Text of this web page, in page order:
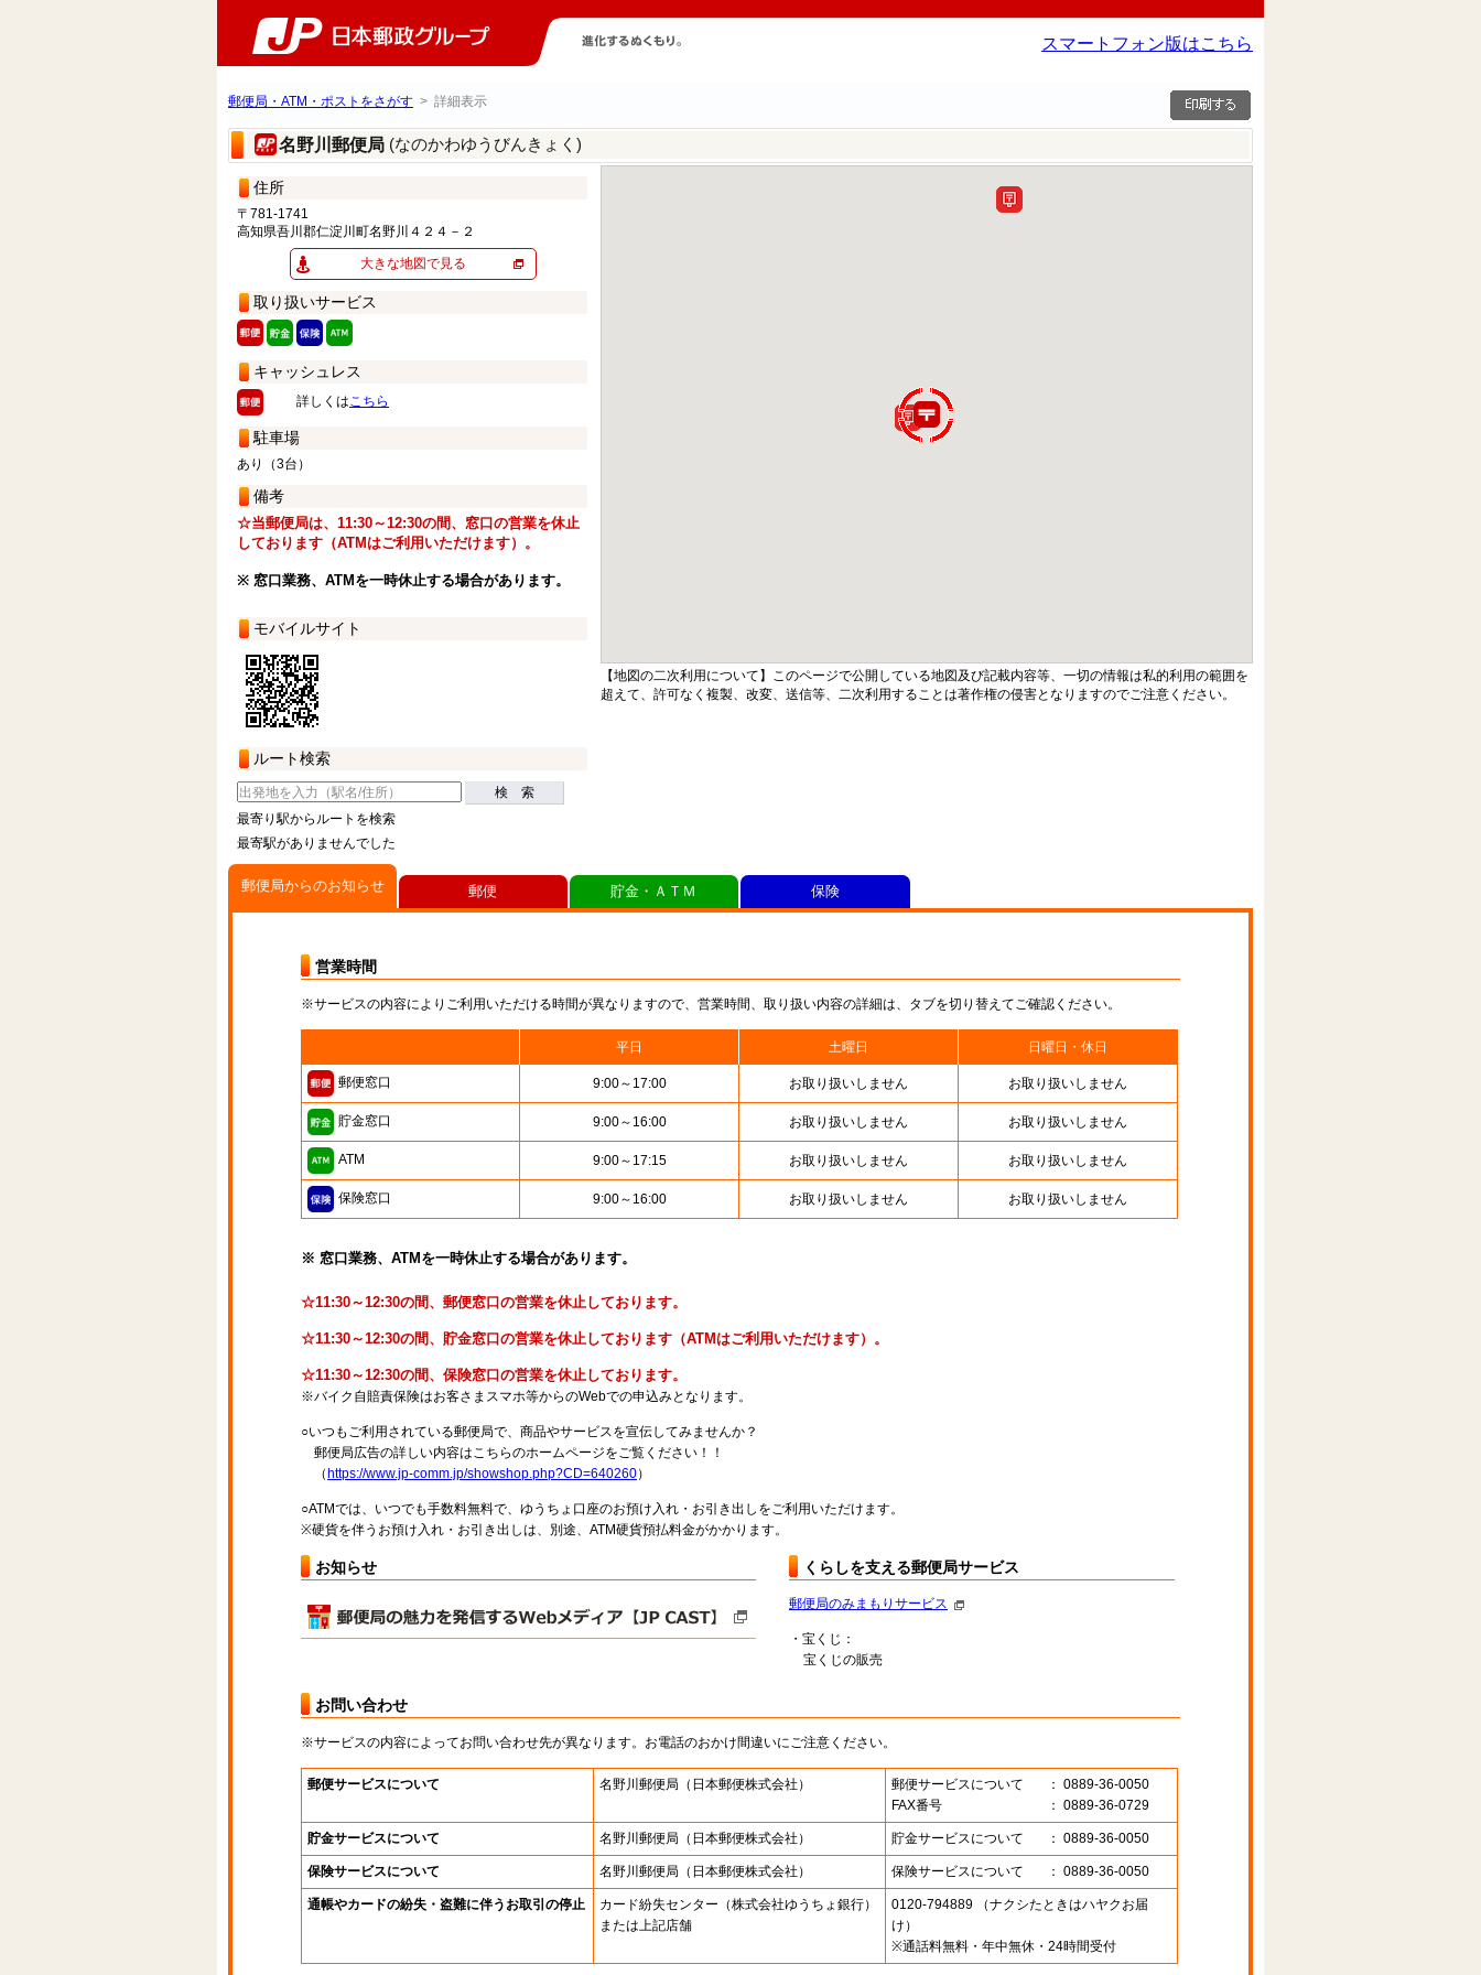
スマートフォン版はこちら
郵便局・ATM・ポストをさがす > 詳細表示
名野川郵便局 (なのかわゆうびんきょく)
住所
〒781-1741
高知県吾川郡仁淀川町名野川４２４－２
大きな地図で見る
取り扱いサービス
キャッシュレス
詳しくはこちら
駐車場
あり（3台）
備考
☆当郵便局は、11:30～12:30の間、窓口の営業を休止
しております（ATMはご利用いただけます）。
※ 窓口業務、ATMを一時休止する場合があります。
モバイルサイト
ルート検索
検 索
最寄り駅からルートを検索
最寄駅がありませんでした
【地図の二次利用について】このページで公開している地図及び記載内容等、一切の情報は私的利用の範囲を
超えて、許可なく複製、改変、送信等、二次利用することは著作権の侵害となりますのでご注意ください。
郵便局からのお知らせ
営業時間
※サービスの内容によりご利用いただける時間が異なりますので、営業時間、取り扱い内容の詳細は、タブを切り替えてご確認ください。
平日 土曜日 日曜日・休日
郵便窓口 9:00～17:00 お取り扱いしません お取り扱いしません
貯金窓口 9:00～16:00 お取り扱いしません お取り扱いしません
ATM 9:00～17:15 お取り扱いしません お取り扱いしません
保険窓口 9:00～16:00 お取り扱いしません お取り扱いしません
※ 窓口業務、ATMを一時休止する場合があります。
☆11:30～12:30の間、郵便窓口の営業を休止しております。
☆11:30～12:30の間、貯金窓口の営業を休止しております（ATMはご利用いただけます）。
☆11:30～12:30の間、保険窓口の営業を休止しております。
※バイク自賠責保険はお客さまスマホ等からのWebでの申込みとなります。
○いつもご利用されている郵便局で、商品やサービスを宣伝してみませんか？
郵便局広告の詳しい内容はこちらのホームページをご覧ください！！
（ https://www.jp-comm.jp/showshop.php?CD=640260）
○ATMでは、いつでも手数料無料で、ゆうちょ口座のお預け入れ・お引き出しをご利用いただけます。
※硬貨を伴うお預け入れ・お引き出しは、別途、ATM硬貨預払料金がかかります。
お知らせ くらしを支える郵便局サービス
郵便局のみまもりサービス
・宝くじ：
宝くじの販売
お問い合わせ
※サービスの内容によってお問い合わせ先が異なります。お電話のおかけ間違いにご注意ください。
郵便サービスについて 名野川郵便局 （日本郵便株式会社） 郵便サービスについて
： 0889-36-0050
FAX番号
： 0889-36-0729
貯金サービスについて 名野川郵便局 （日本郵便株式会社） 貯金サービスについて ： 0889-36-0050
保険サービスについて 名野川郵便局 （日本郵便株式会社） 保険サービスについて ： 0889-36-0050
通帳やカードの紛失・盗難に伴うお取引の停止 カード紛失センター （株式会社ゆうちょ銀行）
または上記店舗
0120-794889 （ナクシたときはハヤクお届
け）
※通話料無料・年中無休・24時間受付
郵便 貯金・ＡＴＭ 保険